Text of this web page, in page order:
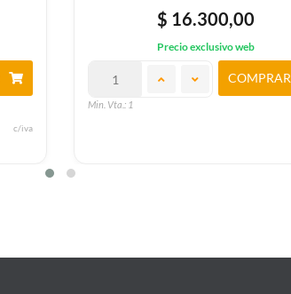
c/iva
$ 16.300,00
Precio exclusivo web
Min. Vta.: 1
COMPRAR